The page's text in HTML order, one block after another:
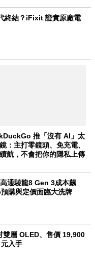
終結？iFixit 證實原廠電
推「沒有 AI」太
：主打零鏡頭、免充電、
航，不會把你的隱私上傳
通驍龍8 Gen 3成本飆
購與定價面臨大洗牌
層 OLED、售價 19,900
入手